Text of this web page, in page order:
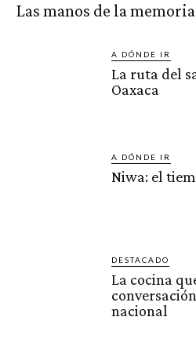
Las manos de la memoria
A DÓNDE IR
La ruta del
Oaxaca
A DÓNDE IR
Niwa: el
DESTACADO
La cocina
nacional